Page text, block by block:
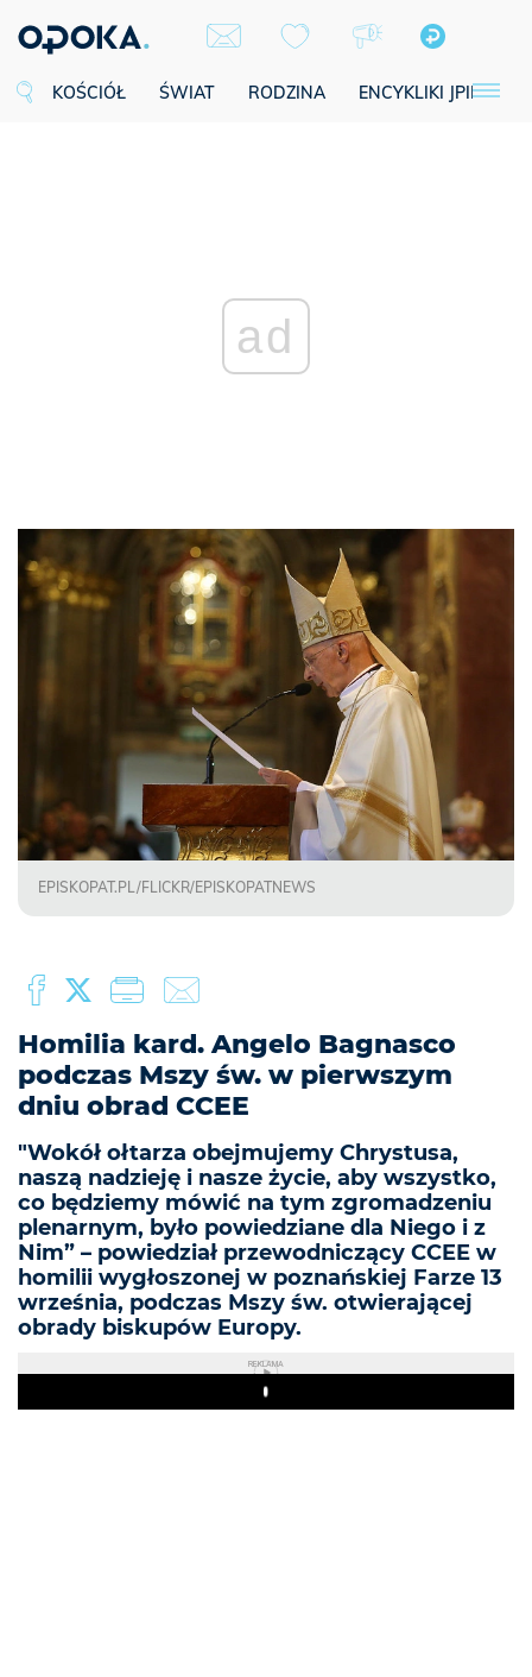
KOŚCIÓŁ ŚWIAT RODZINA ENCYKLIKI JPII
ad
EPISKOPAT.PL/FLICKR/EPISKOPATNEWS
Homilia kard. Angelo Bagnasco
podczas Mszy św. w pierwszym
dniu obrad CCEE
"Wokół ołtarza obejmujemy Chrystusa,
naszą nadzieję i nasze życie, aby wszystko,
co będziemy mówić na tym zgromadzeniu
plenarnym, było powiedziane dla Niego i z
Nim” – powiedział przewodniczący CCEE w
homilii wygłoszonej w poznańskiej Farze 13
września, podczas Mszy św. otwierającej
obrady biskupów Europy.
REKLAMA
Play